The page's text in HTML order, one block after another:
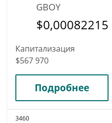
GBOY
$0,00082215
Капитализация
$567 970
Подробнее
3460